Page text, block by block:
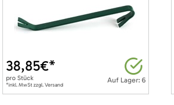
Auf Lager: 6
38,85€*
pro Stück
*inkl. MwSt zzgl. Versand